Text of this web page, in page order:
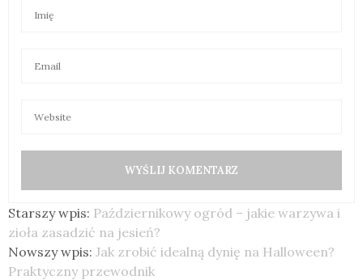
Starszy wpis: Październikowy ogród – jakie warzywa i
zioła zasadzić na jesień?
Nowszy wpis: Jak zrobić idealną dynię na Halloween?
Praktyczny przewodnik